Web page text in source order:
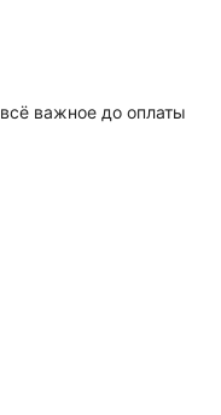
важное до оплаты